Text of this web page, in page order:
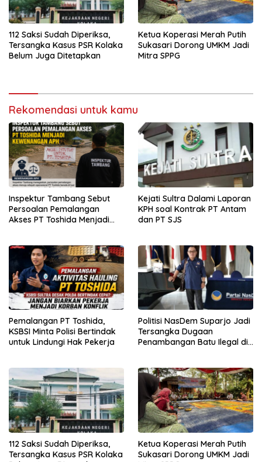
112 Saksi Sudah Diperiksa,
Tersangka Kasus PSR Kolaka
Belum Juga Ditetapkan
Ketua Koperasi Merah Putih
Sukasari Dorong UMKM Jadi
Mitra SPPG
Rekomendasi untuk kamu
Inspektur Tambang Sebut
Persoalan Pemalangan
Akses PT Toshida Menjadi
Kejati Sultra Dalami Laporan
KPH soal Kontrak PT Antam
dan PT SJS
Pemalangan PT Toshida,
KSBSI Minta Polisi Bertindak
untuk Lindungi Hak Pekerja
Politisi NasDem Suparjo Jadi
Tersangka Dugaan
Penambangan Batu Ilegal di
112 Saksi Sudah Diperiksa,
Tersangka Kasus PSR Kolaka
Ketua Koperasi Merah Putih
Sukasari Dorong UMKM Jadi